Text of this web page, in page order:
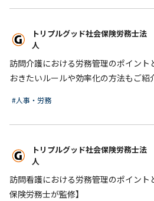
トリプルグッド社会保険労務士法
人
訪問介護における労務管理のポイント
おきたいルールや効率化の方法もご紹
#人事・労務
トリプルグッド社会保険労務士法
人
訪問看護における労務管理のポイント
保険労務士が監修】